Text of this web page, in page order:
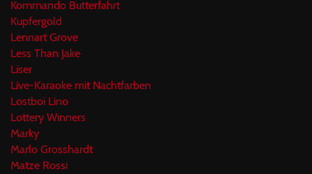
Kommando Butterfahrt
Kupfergold
Lennart Grove
Less Than Jake
Liser
Live-Karaoke mit Nachtfarben
Lostboi Lino
Lottery Winners
Marky
Marlo Grosshardt
Matze Rossi